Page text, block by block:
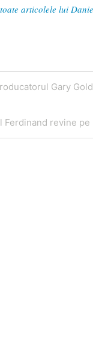
articolele lui
Gary
Ferdinand revine